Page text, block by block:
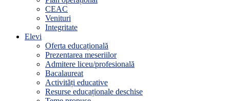
CEAC
Venituri
Integritate
Elevi
Oferta educațională
Prezentarea meseriilor
Admitere liceu/profesională
Bacalaureat
Activități educative
Resurse educaționale deschise